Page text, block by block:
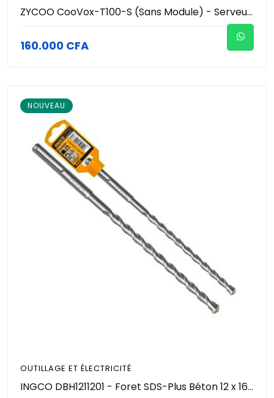
ZYCOO CooVox-T100-S (Sans Module) - Serveur IP-PBX Modulaire - 100 Utilisateurs / Extensions - 50 Appels Simultanés - Conférence jusqu'à 50 Participants - 2 Slots - Standard VoIP Pro
160.000 CFA
NOUVEAU
OUTILLAGE ET ÉLECTRICITÉ
INGCO DBH1211201 - Foret SDS-Plus Béton 12 x 160 mm - Pointe Carbure de Tungstène - Double Hélice - Perforation Maçonnerie & Béton Pro